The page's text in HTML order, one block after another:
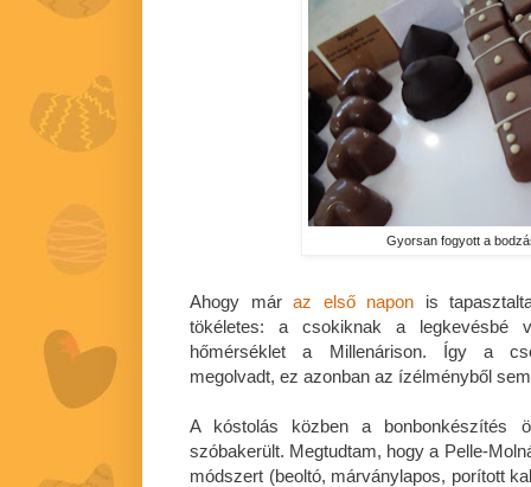
Gyorsan fogyott a
Ahogy máraz első napon is
tökéletes: a csokiknak a legkevésbé
hőmérséklet a Millenárison. Így a
megolvadt, ez azonban az ízélményből
A kóstolás közben a bonbonkészítés
szóbakerült. Megtudtam, hogy a Pelle-
módszert (beoltó, márványlapos, porított